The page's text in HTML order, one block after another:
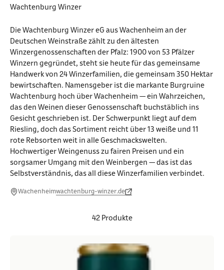
Wachtenburg Winzer
Die Wachtenburg Winzer eG aus Wachenheim an der
Deutschen Weinstraße zählt zu den ältesten
Winzergenossenschaften der Pfalz: 1900 von 53 Pfälzer
Winzern gegründet, steht sie heute für das gemeinsame
Handwerk von 24 Winzerfamilien, die gemeinsam 350 Hektar
bewirtschaften. Namensgeber ist die markante Burgruine
Wachtenburg hoch über Wachenheim — ein Wahrzeichen,
das den Weinen dieser Genossenschaft buchstäblich ins
Gesicht geschrieben ist. Der Schwerpunkt liegt auf dem
Riesling, doch das Sortiment reicht über 13 weiße und 11
rote Rebsorten weit in alle Geschmackswelten.
Hochwertiger Weingenuss zu fairen Preisen und ein
sorgsamer Umgang mit den Weinbergen — das ist das
Selbstverständnis, das all diese Winzerfamilien verbindet.
Wachenheimwachtenburg-winzer.de
42 Produkte